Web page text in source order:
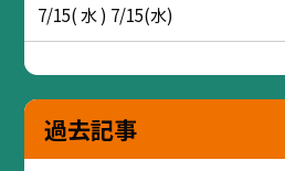
7/15( 水 ) 7/15(水)
過去記事